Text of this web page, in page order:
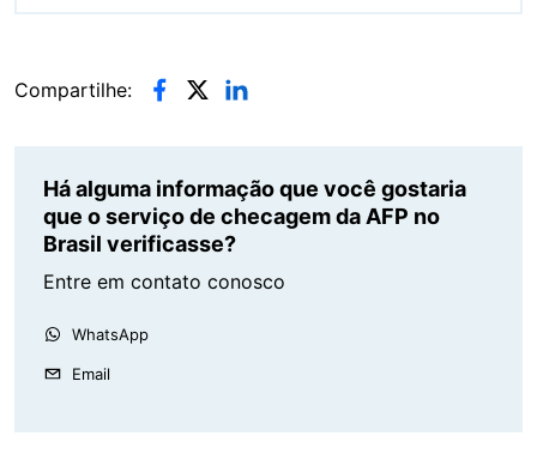
Compartilhe:
Há alguma informação que você gostaria
que o serviço de checagem da AFP no
Brasil verificasse?
Entre em contato conosco
WhatsApp
Email